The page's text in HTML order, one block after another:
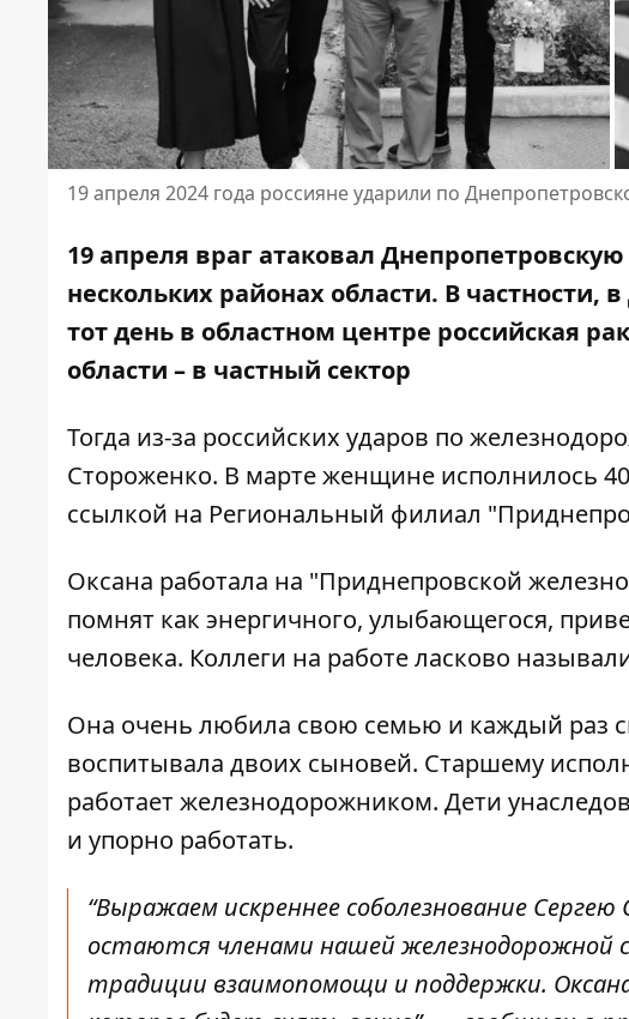
19 апреля 2024 года россияне ударили по
19 апреля враг атаковал
нескольких районах области. В
тот день в областном центре российская
области – в частный сектор
Тогда из-за российских ударов по
Стороженко. В марте женщине исполнилось
ссылкой на Региональный филиал
Оксана работала на "Приднепровской
помнят как энергичного, улыбающегося,
человека. Коллеги на работе ласково
Она очень любила свою семью и каждый раз
воспитывала двоих сыновей. Старшему
работает железнодорожником. Дети
и упорно работать.
“Выражаем искреннее соболезнование
остаются членами нашей железнодорожной
традиции взаимопомощи и поддержки.